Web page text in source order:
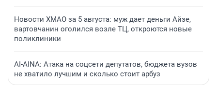
Новости ХМАО за 5 августа: муж дает деньги Айзе,
вартовчанин оголился возле ТЦ, откроются новые
поликлиники
AI-AINA: Атака на соцсети депутатов, бюджета вузов
не хватило лучшим и сколько стоит арбуз